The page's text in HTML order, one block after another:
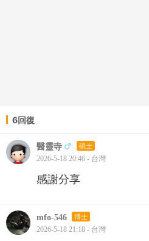
6回復
醫靈寺 碩士
2026-5-18 20:46 - 台灣
感謝
mfo-546 博士
2026-5-18 21:18 - 台灣